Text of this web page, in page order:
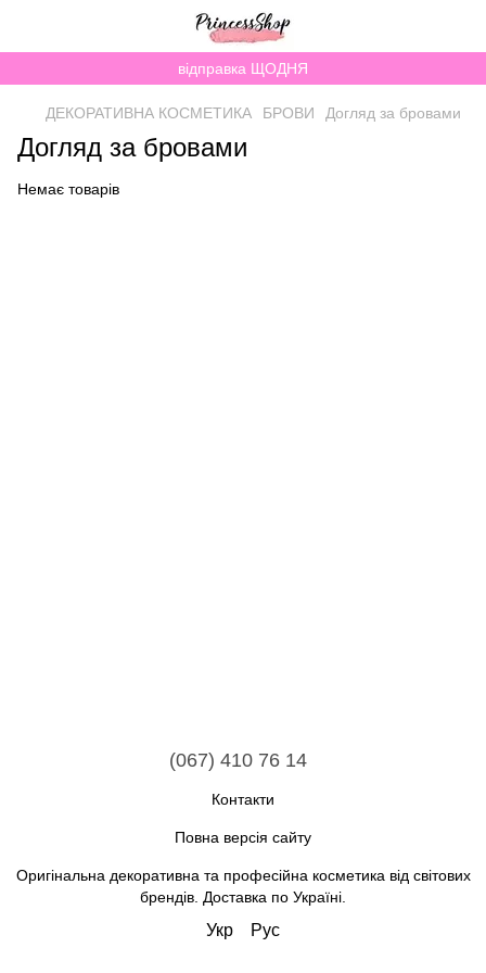
відправка ЩОДНЯ
ДЕКОРАТИВНА КОСМЕТИКА БРОВИ Догляд за бровами
Догляд за бровами
Немає товарів
(067) 410 76 14
Контакти
Повна версія сайту
Оригінальна декоративна та професійна косметика від світових
брендів. Доставка по Україні.
Укр Рус